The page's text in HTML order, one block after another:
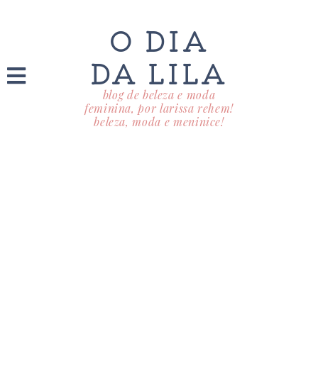
O DIA
DA LILA
blog de beleza e moda
feminina, por larissa rehem!
beleza, moda e meninice!